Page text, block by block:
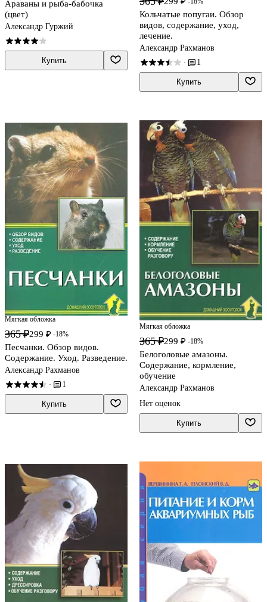
Араваны и рыба-бабочка
(цвет)
Александр Гуржий
Купить
Кольчатые попугаи. Обзор
видов, содержание, уход,
лечение.
Александр Рахманов
· 1
Купить
Мягкая обложка
365 ₽299 ₽ -18%
Песчанки. Обзор видов.
Содержание. Уход. Разведение.
Александр Рахманов
· 1
Купить
Мягкая обложка
365 ₽299 ₽ -18%
Белоголовые амазоны.
Содержание, кормление,
обучение
Александр Рахманов
Нет оценок
Купить